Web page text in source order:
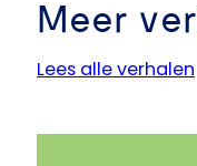
Meer
Lees alle verhalen